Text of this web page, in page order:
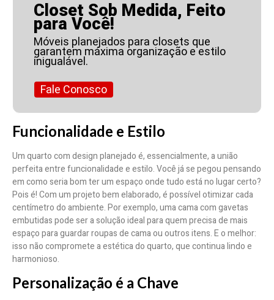
Closet Sob Medida, Feito
para Você!
Móveis planejados para closets que
garantem máxima organização e estilo
inigualável.
Fale Conosco
Funcionalidade e Estilo
Um quarto com design planejado é, essencialmente, a união
perfeita entre funcionalidade e estilo. Você já se pegou pensando
em como seria bom ter um espaço onde tudo está no lugar certo?
Pois é! Com um projeto bem elaborado, é possível otimizar cada
centímetro do ambiente. Por exemplo, uma cama com gavetas
embutidas pode ser a solução ideal para quem precisa de mais
espaço para guardar roupas de cama ou outros itens. E o melhor:
isso não compromete a estética do quarto, que continua lindo e
harmonioso.
Personalização é a Chave